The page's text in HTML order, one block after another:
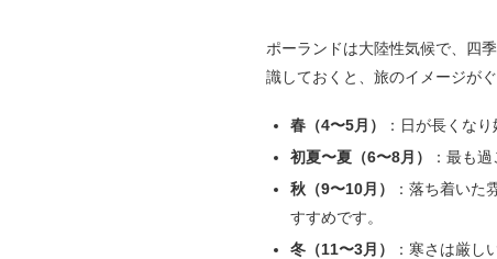
ポーランドは大陸性気候で、四
識しておくと、旅のイメージがぐ
春（4〜5月）
：日が長くな
初夏〜夏（6〜8月）
：最も
秋（9〜10月）
：落ち着いた
すすめです。
冬（11〜3月）
：寒さは厳し